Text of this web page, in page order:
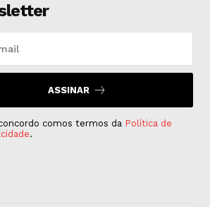
ASSINAR
comos termos da Política de
.